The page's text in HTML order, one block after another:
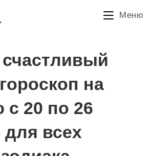
Меню
на
20 по 26
всех